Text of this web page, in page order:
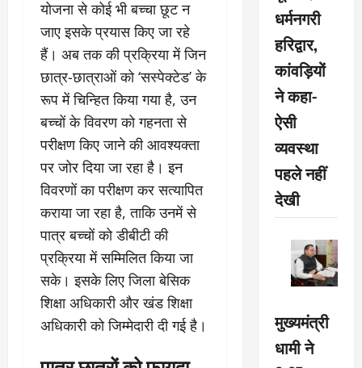
योजना से कोई भी बच्चा छूट न
जाए इसके प्रयास किए जा रहे
हैं। अब तक की प्रक्रिया में जिन
छात्र-छात्राओं को ‘सस्पेक्टेड’ के
रूप में चिन्हित किया गया है, उन
बच्चों के विवरण को गहनता से
परीक्षण किए जाने की आवश्यक्ता
पर जोर दिया जा रहा है। इन
विवरणों का परीक्षण कर सत्यापित
कराया जा रहा है, ताकि उनमें से
पात्र बच्चों को डीबीटी की
प्रक्रिया में सम्मिलित किया जा
सके। इसके लिए जिला बेसिक
शिक्षा अधिकारी और खंड शिक्षा
अधिकारी को जिम्मेदारी दी गई है।
धर्मनगरी
हरिद्वार,
कांवड़ियों
ने कहा-
ऐसी
व्यवस्था
पहले नहीं
देखी
मुख्यमंत्री
धामी ने